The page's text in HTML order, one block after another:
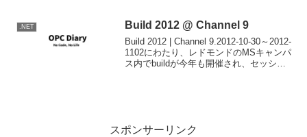
& Samples -...
.NET Build 2012 @ Channel 9
Build 2012 | Channel 9.2012-10-30～2012-
1102にわたり、レドモンドのMSキャンパ
ス内でbuildが今年も開催され、セッショ
スポンサーリンク